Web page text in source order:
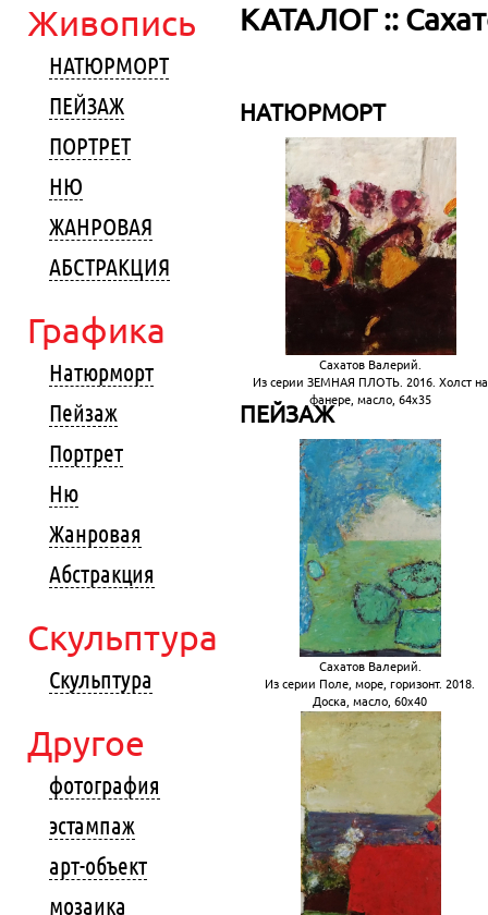
Живопись
НАТЮРМОРТ
ПЕЙЗАЖ
ПОРТРЕТ
НЮ
ЖАНРОВАЯ
АБСТРАКЦИЯ
Графика
Натюрморт
Пейзаж
Портрет
Ню
Жанровая
Абстракция
Скульптура
Скульптура
Другое
фотография
эстампаж
арт-объект
мозаика
КАТАЛОГ ::
НАТЮРМОРТ
Сахатов Валерий.
Из серии ЗЕМНАЯ ПЛОТЬ. 2016. Холст на
фанере, масло, 64х35
ПЕЙЗАЖ
Сахатов Валерий.
Из серии Поле, море, горизонт. 2018.
Доска, масло, 60х40